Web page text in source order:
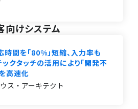
向けシステム
間を「80%」短縮、入力率も
ックタッチの活用により「開発不
高速化
ス・アーキテクト